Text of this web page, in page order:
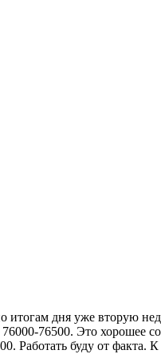
итогам дня уже вторую
76500. Это хорошее
Работать буду от факта.